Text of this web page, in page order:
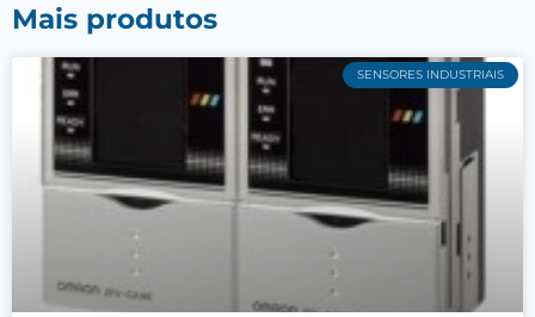
Mais produtos
SENSORES INDUSTRIAIS